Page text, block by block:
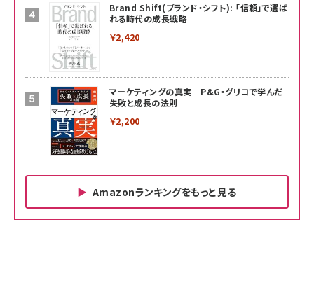
Brand Shift(ブランド・シフト): 「信頼」で選ば
れる時代の成長戦略
￥2,420
マーケティングの真実 P&G・グリコで学んだ
失敗と成長の法則
￥2,200
Amazonランキングをもっと見る